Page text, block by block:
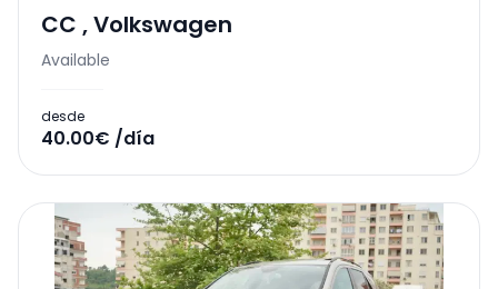
CC ,Volkswagen
Available
desde
40.00€ /día